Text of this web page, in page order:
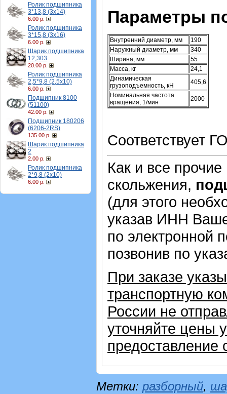
Ролик подшипника
3*13,8 (3х14)
6.00 р.
Ролик подшипника
3*15,8 (3х16)
6.00 р.
Шарик подшипника
12,303
20.00 р.
Ролик подшипника
2,5*9,8 (2,5х10)
6.00 р.
Подшипник 8100
(51100)
42.00 р.
Подшипник 180206
(6206-2RS)
135.00 р.
Шарик подшипника
2
2.00 р.
Ролик подшипника
2*9,8 (2х10)
6.00 р.
Параметры
Внутренний диаметр, мм
190
Наружный диаметр, мм
340
Ширина, мм
55
Масса, кг
24,1
Динамическая
грузоподъемность, кН
405,6
Номинальная частота
вращения, 1/мин
2000
Соответствует
Как и все
скольжения,
(для этого
указав ИНН
по электронной
позвонив по
При заказе
транспортную
России не
уточняйте цены
предоставление
Метки: разборный,